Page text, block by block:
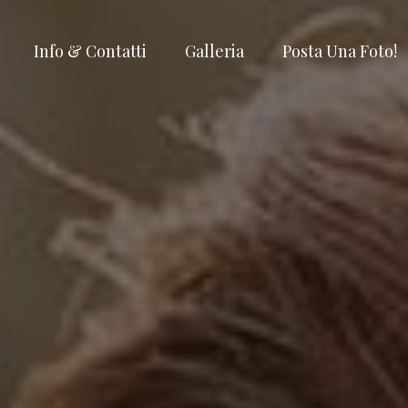
Info & Contatti Galleria Posta Una Foto!